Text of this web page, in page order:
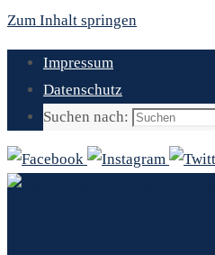
Zum Inhalt springen
Impressum
Datenschutz
Suchen nach: